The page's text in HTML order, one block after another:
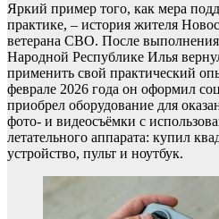
Яркий пример того, как мера
практике, – история жителя
ветерана СВО. После
Народной Республике Илья
применить свой практический
феврале 2026 года он оформил
приобрел оборудование для
фото- и видеосъёмки с
летательного аппарата: купил
устройство, пульт и ноутбук.